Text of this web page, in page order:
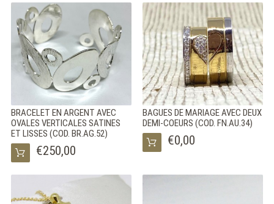
LES ANNEAUX DE MARIAGE
ARGENT
ACCUEIL
QUI SOMMES-NOUS
NOUVEAUTÉS
SERVICE DE PRESSE
COOKIE POLICY
SELEZIONA LA LINGUA
ENG
FRA
BRACELET EN ARGENT AVEC
OVALES VERTICALES SATINES
ET LISSES (COD. BR.AG.52)
€250,00
BAGUES DE MARIAGE AVEC DEUX
DEMI-COEURS (COD. FN.AU.34)
€0,00